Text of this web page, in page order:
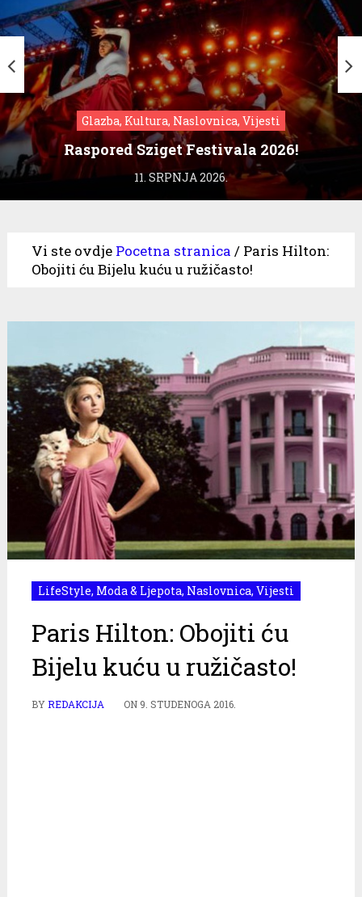
Glazba, Kultura, Naslovnica, Vijesti
Raspored Sziget Festivala 2026!
11. SRPNJA 2026.
Vi ste ovdje Pocetna stranica / Paris Hilton:
Obojiti ću Bijelu kuću u ružičasto!
LifeStyle, Moda & Ljepota, Naslovnica, Vijesti
Paris Hilton: Obojiti ću
Bijelu kuću u ružičasto!
BYREDAKCIJA ON 9. STUDENOGA 2016.